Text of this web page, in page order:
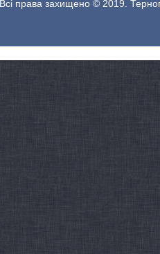
Всі права захищено © 2019.